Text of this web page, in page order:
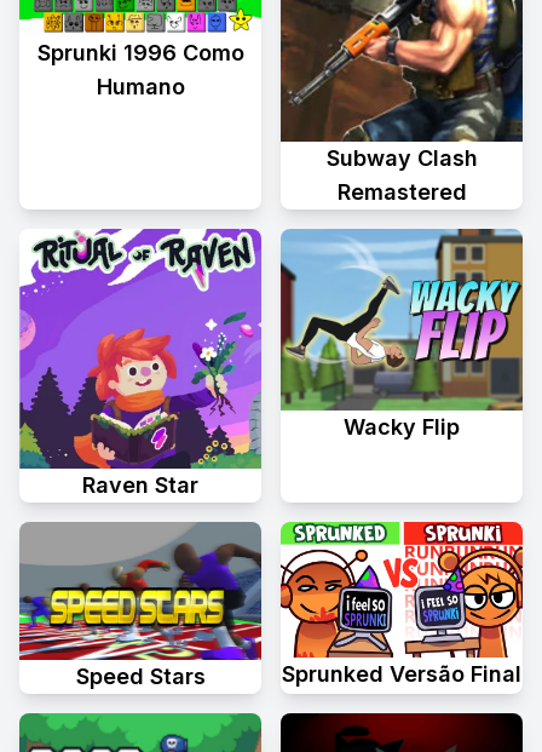
Sprunki 1996 Como
Humano
Subway Clash
Remastered
Raven Star
Wacky Flip
Speed Stars Sprunked Versão Final